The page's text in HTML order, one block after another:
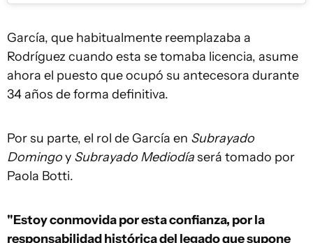
García, que habitualmente reemplazaba a
Rodríguez cuando esta se tomaba licencia, asume
ahora el puesto que ocupó su antecesora durante
34 años de forma definitiva.
Por su parte, el rol de García en Subrayado
Domingoy Subrayado Mediodíaserá tomado por
Paola Botti.
"Estoy conmovida por esta confianza, por la
responsabilidad histórica del legado que supone